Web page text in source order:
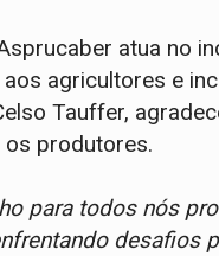
atua no
agricultores e
Tauffer,
produtores.
para todos nós
desafios